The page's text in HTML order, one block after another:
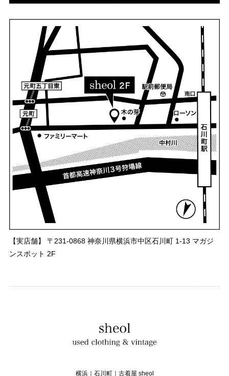
【実店舗】 〒231-0868 神奈川県横浜市中区石川町 1-13 マガジ
ンスポット 2F
横浜｜石川町｜古着屋 sheol